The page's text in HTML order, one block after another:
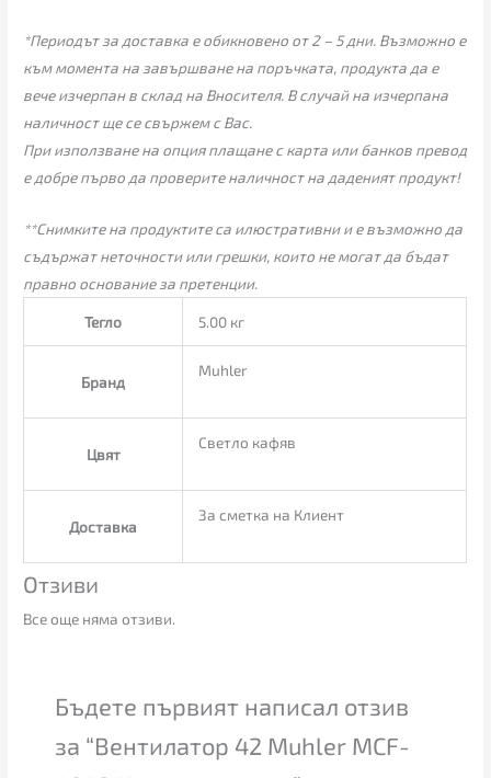
*Периодът за доставка е обикновено от 2 – 5 дни. Възможно е
към момента на завършване на поръчката, продукта да е
вече изчерпан в склад на Вносителя. В случай на изчерпана
наличност ще се свържем с Вас.
При използване на опция плащане с карта или банков превод
е добре първо да проверите наличност на даденият продукт!
**Снимките на продуктите са илюстративни и е възможно да
съдържат неточности или грешки, които не могат да бъдат
правно основание за претенции.
Тегло 5.00 кг
Бранд
Muhler
Цвят
Светло кафяв
Доставка
За сметка на Клиент
Отзиви
Все още няма отзиви.
Бъдете първият написал отзив
за “Вентилатор 42 Muhler MCF-